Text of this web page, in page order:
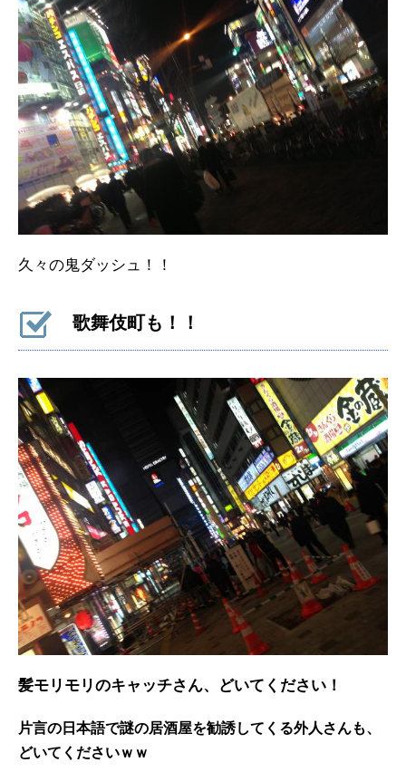
久々の鬼ダッシュ！！
歌舞伎町も！！
髪モリモリのキャッチさん、どいてください！
片言の日本語で謎の居酒屋を勧誘してくる外人さんも、
どいてくださいｗｗ